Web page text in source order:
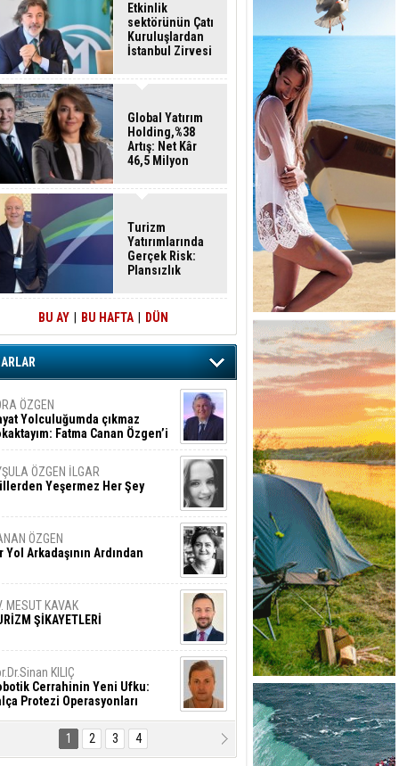
Etkinlik
sektörünün Çatı
Kuruluşlardan
İstanbul Zirvesi
Global Yatırım
Holding,%38
Artış: Net Kâr
46,5 Milyon
Turizm
Yatırımlarında
Gerçek Risk:
Plansızlık
BU AY BU HAFTA DÜN
ÖZGEN
Yolculuğumda çıkmaz
Fatma Canan Özgen’i
ÖZGEN İLGAR
Yeşermez Her Şey
ÖZGEN
Yol Arkadaşının Ardından
MESUT KAVAK
ŞİKAYETLERİ
KILIÇ
Cerrahinin Yeni Ufku:
Protezi Operasyonları
BAŞAN
Şaşırmayacağız
1 2 3 4